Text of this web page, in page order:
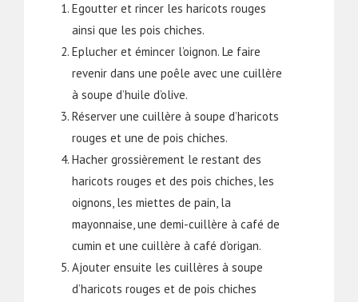
Egoutter et rincer les haricots rouges
ainsi que les pois chiches.
Eplucher et émincer l’oignon. Le faire
revenir dans une poêle avec une cuillère
à soupe d’huile d’olive.
Réserver une cuillère à soupe d’haricots
rouges et une de pois chiches.
Hacher grossièrement le restant des
haricots rouges et des pois chiches, les
oignons, les miettes de pain, la
mayonnaise, une demi-cuillère à café de
cumin et une cuillère à café d’origan.
Ajouter ensuite les cuillères à soupe
d’haricots rouges et de pois chiches